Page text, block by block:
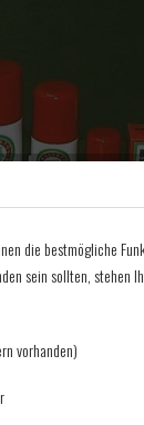
die bestmögliche
sein sollten, stehen
vorhanden)